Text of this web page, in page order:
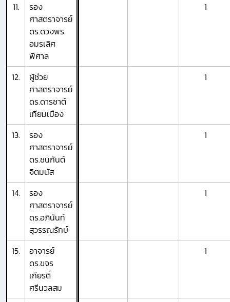
11.
รอง
ศาสตราจารย์
ดร.ดวงพร
อมรเลิศ
พิศาล
1
12.
ผู้ช่วย
ศาสตราจารย์
ดร.ดารชาต์
เทียมเมือง
1
13.
รอง
ศาสตราจารย์
ดร.ชนกันต์
จิตมนัส
1
14.
รอง
ศาสตราจารย์
ดร.อภินันท์
สุวรรณรักษ์
1
15.
อาจารย์
ดร.ขจร
เกียรติ์
ศรีนวลสม
1